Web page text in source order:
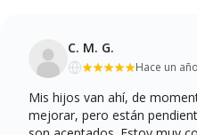
C. M. G.
Hace un año
Mis hijos van ahí, de
mejorar, pero están